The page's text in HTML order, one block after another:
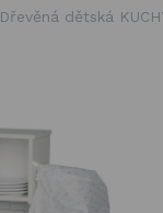
Dřevěná dětská